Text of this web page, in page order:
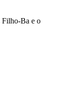
Filho-Ba e o